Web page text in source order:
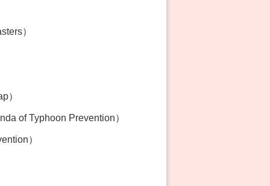
）
）
of Typhoon Prevention）
）